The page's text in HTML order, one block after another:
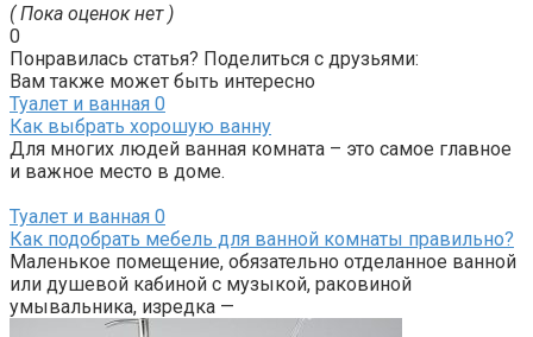
( Пока оценок нет )
0
Понравилась статья? Поделиться с друзьями:
Вам также может быть интересно
Туалет и ванная 0
Как выбрать хорошую ванну
Для многих людей ванная комната – это самое главное
и важное место в доме.
Туалет и ванная 0
Как подобрать мебель для ванной комнаты правильно?
Маленькое помещение, обязательно отделанное ванной
или душевой кабиной с музыкой, раковиной
умывальника, изредка —